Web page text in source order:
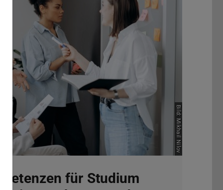
Bild: Mikhail Nilov
für Studium